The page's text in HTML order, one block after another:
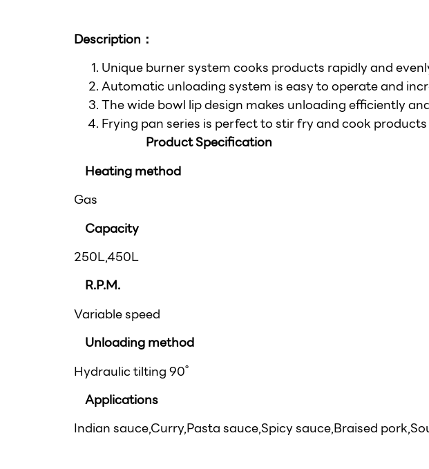
Description：
Unique burner system cooks products rapidly and
Automatic unloading system is easy to operate and
The wide bowl lip design makes unloading efficiently
Frying pan series is perfect to stir fry and cook
Product Specification
Heating method
Gas
Capacity
250L,450L
R.P.M.
Variable speed
Unloading method
Hydraulic tilting 90˚
Applications
Indian sauce,Curry,Pasta sauce,Spicy sauce,Braised